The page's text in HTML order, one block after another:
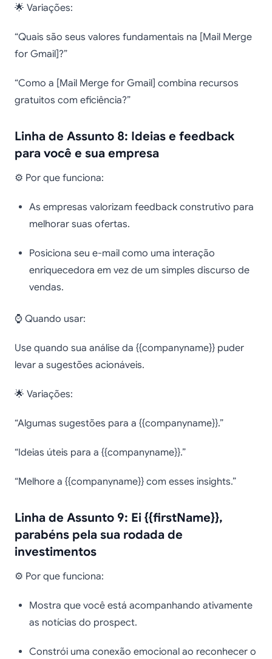
🌟 Variações:
“Quais são seus valores fundamentais na [Mail Merge
for Gmail]?”
“Como a [Mail Merge for Gmail] combina recursos
gratuitos com eficiência?”
Linha de Assunto 8: Ideias e feedback
para você e sua empresa
⚙️ Por que funciona:
As empresas valorizam feedback construtivo para
melhorar suas ofertas.
Posiciona seu e-mail como uma interação
enriquecedora em vez de um simples discurso de
vendas.
⌚ Quando usar:
Use quando sua análise da {{companyname}} puder
levar a sugestões acionáveis.
🌟 Variações:
“Algumas sugestões para a {{companyname}}.”
“Ideias úteis para a {{companyname}}.”
“Melhore a {{companyname}} com esses insights.”
Linha de Assunto 9: Ei {{firstName}},
parabéns pela sua rodada de
investimentos
⚙️ Por que funciona:
Mostra que você está acompanhando ativamente
as notícias do prospect.
Constrói uma conexão emocional ao reconhecer o